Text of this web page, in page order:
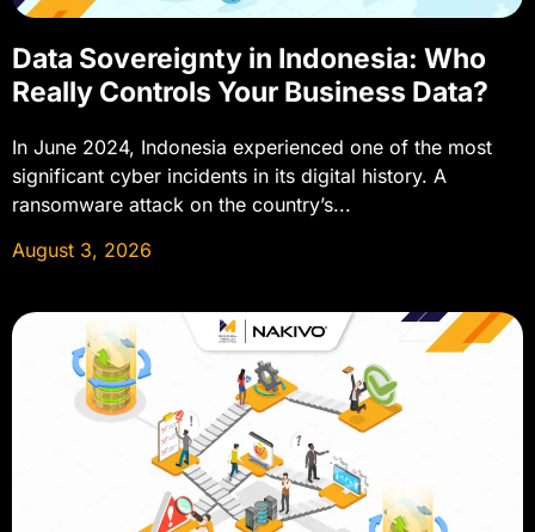
Data Sovereignty in Indonesia: Who
Really Controls Your Business Data?
In June 2024, Indonesia experienced one of the most
significant cyber incidents in its digital history. A
ransomware attack on the country’s...
August 3, 2026